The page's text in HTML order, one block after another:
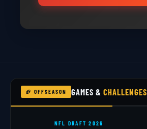
🏈 OFFSEASON GAMES &CHALLENGES
NFL DRAFT 2026